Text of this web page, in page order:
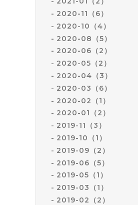
2020-11（6）
2020-10（4）
2020-08（5）
2020-06（2）
2020-05（2）
2020-04（3）
2020-03（6）
2020-02（1）
2020-01（2）
2019-11（3）
2019-10（1）
2019-09（2）
2019-06（5）
2019-05（1）
2019-03（1）
2019-02（2）